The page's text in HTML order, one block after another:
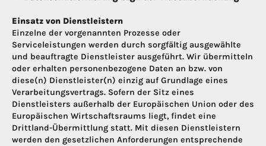
Einsatz von Dienstleistern
Einzelne der vorgenannten Prozesse oder
Serviceleistungen werden durch sorgfältig ausgewählte
und beauftragte Dienstleister ausgeführt. Wir übermitteln
oder erhalten personenbezogene Daten an bzw. von
diese(n) Dienstleister(n) einzig auf Grundlage eines
Verarbeitungsvertrags. Sofern der Sitz eines
Dienstleisters außerhalb der Europäischen Union oder des
Europäischen Wirtschaftsraums liegt, findet eine
Drittland-Übermittlung statt. Mit diesen Dienstleistern
werden den gesetzlichen Anforderungen entsprechende